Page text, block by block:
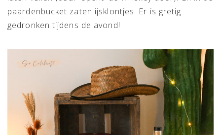
paardenbucket zaten ijsklontjes. Er is gretig
gedronken tijdens de avond!